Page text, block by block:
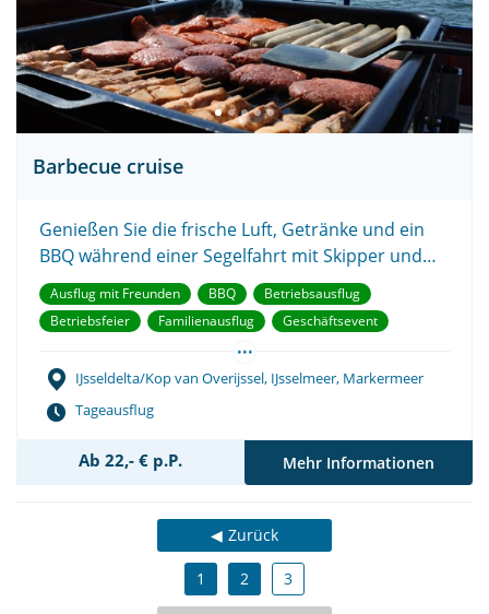
Barbecue cruise
Genießen Sie die frische Luft, Getränke und ein
BBQ während einer Segelfahrt mit Skipper und
seiner Crew in den Niederlanden.
Ausflug mit Freunden BBQ
Betriebsausflug
Betriebsfeier
Familienausflug
Geschäftsevent
Teambuilding
...
IJsseldelta/Kop van Overijssel, IJsselmeer, Markermeer
Tageausflug
Ab 22,- € p.P. Mehr Informationen
Zurück
1 2 3